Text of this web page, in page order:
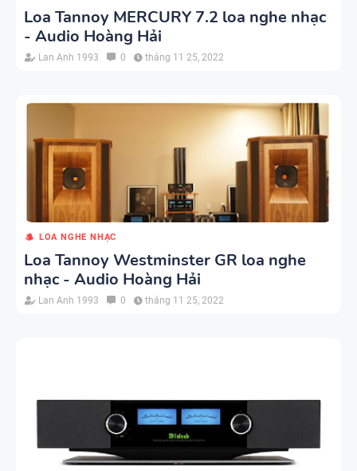
Loa Tannoy MERCURY 7.2 loa nghe nhạc
- Audio Hoàng Hải
Lan Anh 1993 0 tháng 11 25, 2022
LOA NGHE NHẠC
Loa Tannoy Westminster GR loa nghe
nhạc - Audio Hoàng Hải
Lan Anh 1993 0 tháng 11 25, 2022